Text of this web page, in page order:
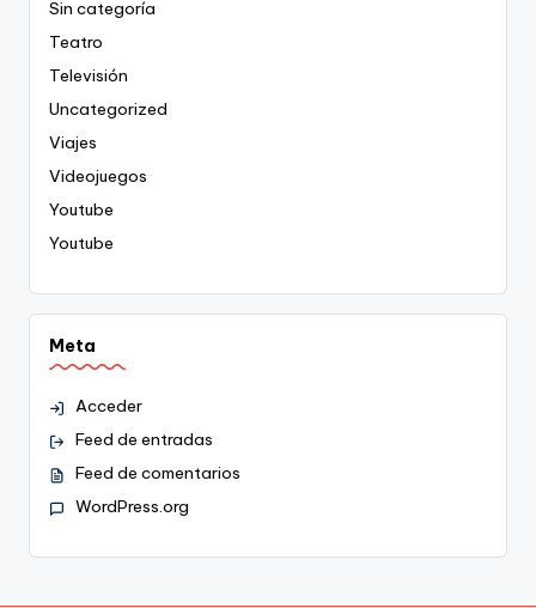
Sin categoría
Teatro
Televisión
Uncategorized
Viajes
Videojuegos
Youtube
Youtube
Meta
Acceder
Feed de entradas
Feed de comentarios
WordPress.org